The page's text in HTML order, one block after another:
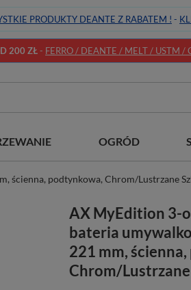
PRODUKTY DEANTE Z RABATEM ! -
200 ZŁ- FERRO / DEANTE / MELT / USTM /
OGRÓD
ścienna, podtynkowa, Chrom/Lustrzane
AX MyEdition 3-
bateria
221 mm,
Chrom/Lustrzane